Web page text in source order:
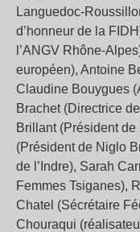
Languedoc-
d’honneur de la
l’ANGV Rhône-
européen), Antoine
Claudine Bouygues
Brachet (Directrice
Brillant (Président de
(Président de Niglo
de l’Indre), Sarah
Femmes Tsiganes),
Chatel (Sécrétaire
Chouraqui